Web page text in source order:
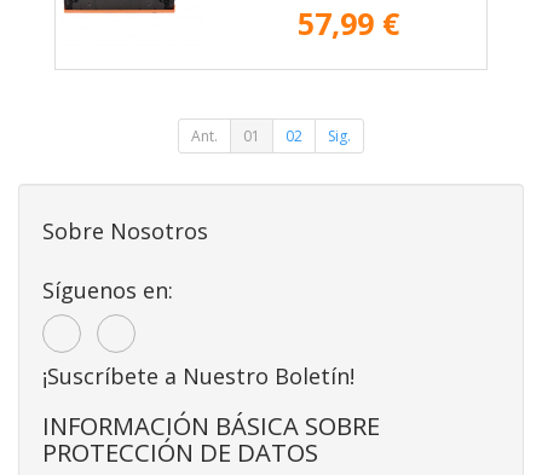
57,99 €
Ant. 01 02 Sig.
Sobre Nosotros
Síguenos en:
¡Suscríbete a Nuestro Boletín!
INFORMACIÓN BÁSICA SOBRE
PROTECCIÓN DE DATOS